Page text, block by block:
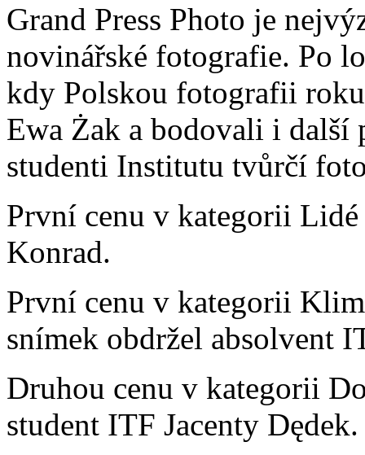
Grand Press Photo je
novinářské fotografie. Po
kdy Polskou fotografii
Ewa Żak a bodovali i další
studenti Institutu tvůrčí
První cenu v kategorii
Konrad.
První cenu v kategorii
snímek obdržel absolvent
Druhou cenu v kategorii
student ITF Jacenty Dędek.